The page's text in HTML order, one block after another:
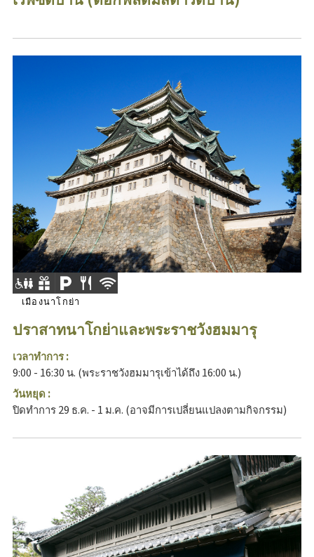
เมืองนาโกย่า
ปราสาทนาโกย่าและพระราชวังฮมมารุ
เวลาทำการ :
9:00 - 16:30 น. (พระราชวังฮมมารุเข้าได้ถึง 16:00 น.)
วันหยุด :
ปิดทำการ 29 ธ.ค. - 1 ม.ค. (อาจมีการเปลี่ยนแปลงตามกิจกรรม)